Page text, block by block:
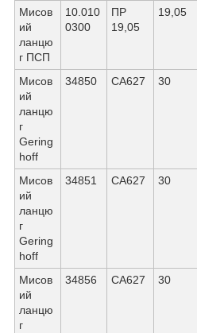
Мисов
ий
ланцю
г ПСП
10.010
0300
ПР
19,05
19,05
Мисов
ий
ланцю
г
Gering
hoff
34850 СА627 30
Мисов
ий
ланцю
г
Gering
hoff
34851 СА627 30
Мисов
ий
ланцю
г
34856 СА627 30